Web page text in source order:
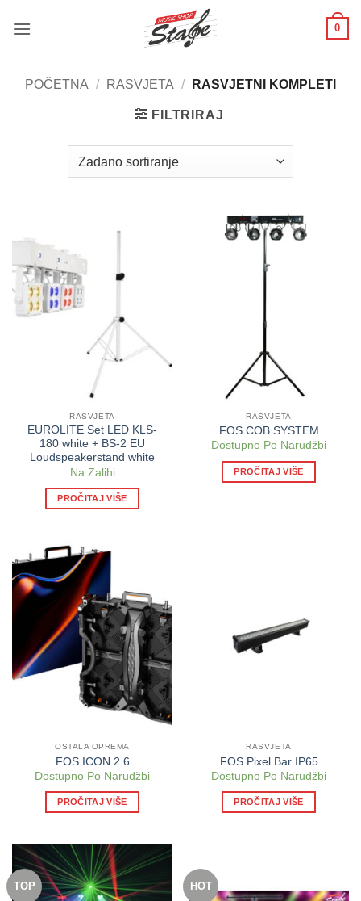
0
POČETNA / RASVJETA / RASVJETNI KOMPLETI
FILTRIRAJ
RASVJETA
EUROLITE Set LED KLS-
180 white + BS-2 EU
Loudspeakerstand white
Na Zalihi
PROČITAJ VIŠE
RASVJETA
FOS COB SYSTEM
Dostupno Po Narudžbi
PROČITAJ VIŠE
OSTALA OPREMA
FOS ICON 2.6
Dostupno Po Narudžbi
PROČITAJ VIŠE
RASVJETA
FOS Pixel Bar IP65
Dostupno Po Narudžbi
PROČITAJ VIŠE
TOP HOT